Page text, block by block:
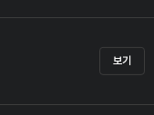
보기